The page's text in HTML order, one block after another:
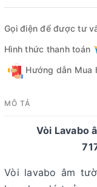
Gọi điện để được tư
Hình thức thanh toán
Hướng dẫn Mua
MÔ TẢ
Vòi Lavabo
Vòi lavabo âm